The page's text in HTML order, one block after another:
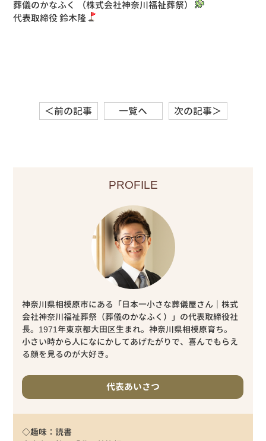
葬儀のかなふく （株式会社神奈川福祉葬祭）
代表取締役 鈴木隆
＜前の記事 一覧へ 次の記事＞
PROFILE
神奈川県相模原市にある「日本一小さな葬儀屋さん｜株式
会社神奈川福祉葬祭（葬儀のかなふく）」の代表取締役社
長。1971年東京都大田区生まれ。神奈川県相模原育ち。
小さい時から人になにかしてあげたがりで、喜んでもらえ
る顔を見るのが大好き。
代表あいさつ
◇趣味：読書